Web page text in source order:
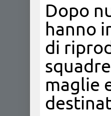
Dopo
hanno
di
maglie